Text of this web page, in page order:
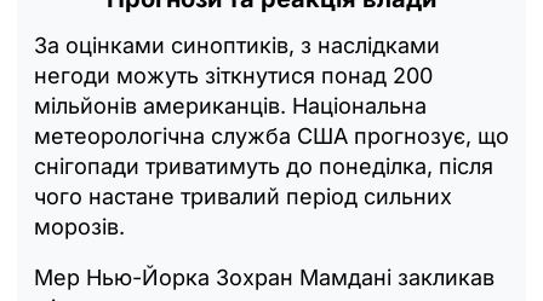
За оцінками синоптиків, з наслідками
негоди можуть зіткнутися понад 200
мільйонів американців. Національна
метеорологічна служба США прогнозує, що
снігопади триватимуть до понеділка, після
чого настане тривалий період сильних
морозів.
Мер Нью-Йорка Зохран Мамдані закликав